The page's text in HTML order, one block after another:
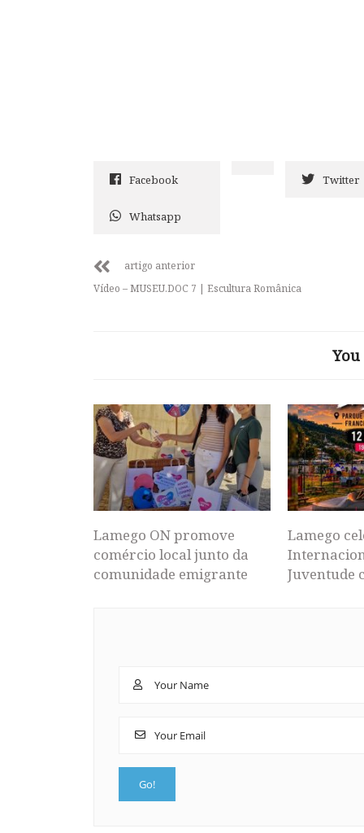
Facebook Twitter
Whatsapp
artigo anterior
Vídeo – MUSEU.DOC 7 | Escultura Românica
Lamego ON promove
comércio local junto da
comunidade emigrante
Lamego
Juventude